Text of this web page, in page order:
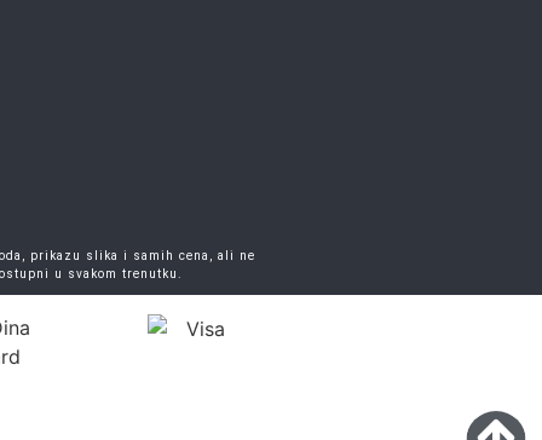
prikazu slika i samih cena, ali ne
u svakom trenutku.